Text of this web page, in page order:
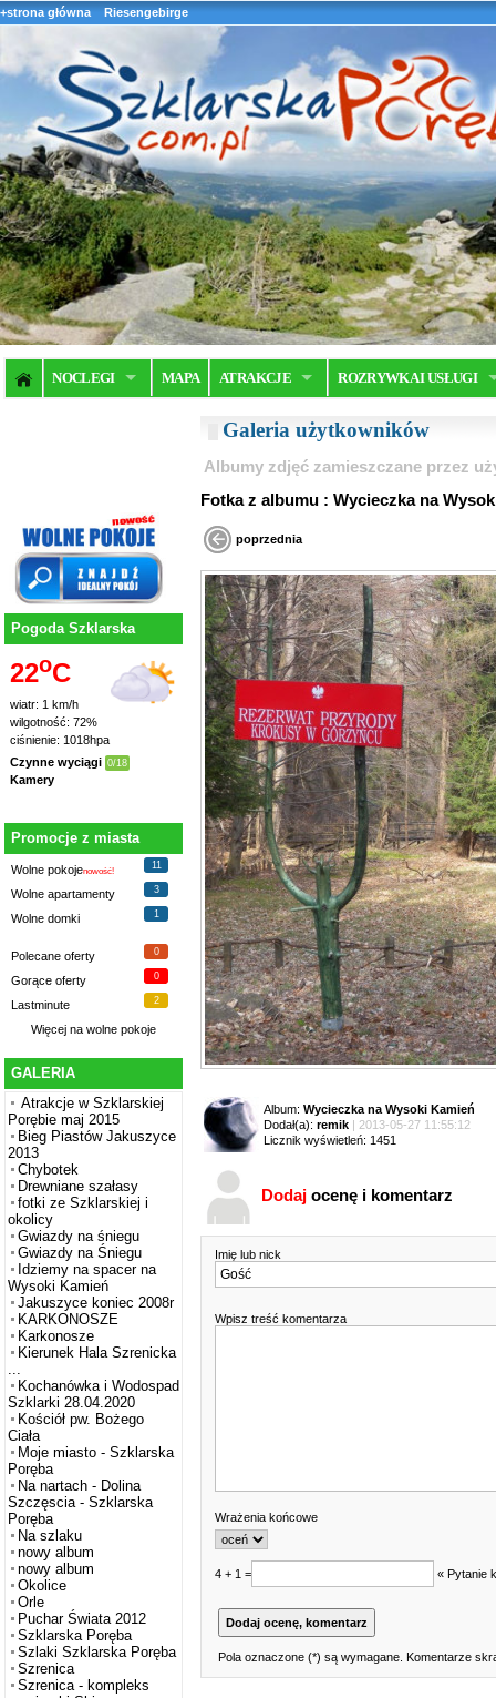
+strona główna Riesengebirge
NOCLEGI MAPA ATRAKCJE ROZRYWKA I USŁUGI
Pogoda Szklarska
22oC
wiatr: 1 km/h
wilgotność: 72%
ciśnienie: 1018hpa
Czynne wyciągi 0/18
Kamery
Promocje z miasta
Wolne pokojenowość!
11
Wolne apartamenty 3
Wolne domki 1
Polecane oferty 0
Gorące oferty 0
Lastminute 2
Więcej na wolne pokoje
GALERIA
Atrakcje w Szklarskiej
Porębie maj 2015
Bieg Piastów Jakuszyce
2013
Chybotek
Drewniane szałasy
fotki ze Szklarskiej i
okolicy
Gwiazdy na śniegu
Gwiazdy na Śniegu
Idziemy na spacer na
Wysoki Kamień
Jakuszyce koniec 2008r
KARKONOSZE
Karkonosze
Kierunek Hala Szrenicka
...
Kochanówka i Wodospad
Szklarki 28.04.2020
Kościół pw. Bożego
Ciała
Moje miasto - Szklarska
Poręba
Na nartach - Dolina
Szczęscia - Szklarska
Poręba
Na szlaku
nowy album
nowy album
Okolice
Orle
Puchar Świata 2012
Szklarska Poręba
Szlaki Szklarska Poręba
Szrenica
Szrenica - kompleks
Galeria użytkowników
Albumy zdjęć zamieszczane przez
Fotka z albumu : Wycieczka na
poprzednia
Album: Wycieczka na Wysoki Kamień
Dodał(a): remik | 2013-05-27 11:55:12
Licznik wyświetleń: 1451
Dodaj ocenę i komentarz
Imię lub nick
Wpisz treść komentarza
Wrażenia końcowe
4 + 1 = « Pytanie
Pola oznaczone (*) są wymagane. Komentarze